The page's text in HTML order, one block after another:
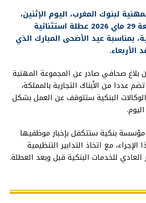
لبنوك المغرب، اليوم الإثنين،
عن إقرار يوم الجمعة 29 ماي 2026 عطلة استثنائية
بمناسبة عيد الأضحى المبارك الذي
الأربعاء.
بلاغ صحافي صادر عن المجموعة المهنية
عددا من الأبناك التجارية بالمملكة،
البنكية ستتوقف عن العمل بشكل
مؤسسة بنكية ستتكفل بإخبار موظفيها
الإجراء، مع اتخاذ التدابير التنظيمية
العادي للخدمات البنكية قبل وبعد العطلة.